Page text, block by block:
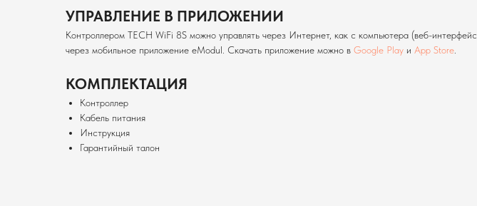
УПРАВЛЕНИЕ В ПРИЛОЖЕНИИ
Контроллером TECH WiFi 8S можно управлять через Интернет, как с компьютера (веб-интерфейс
через мобильное приложение eModul. Скачать приложение можно в Google Play и App Store.
КОМПЛЕКТАЦИЯ
Контроллер
Кабель питания
Инструкция
Гарантийный талон